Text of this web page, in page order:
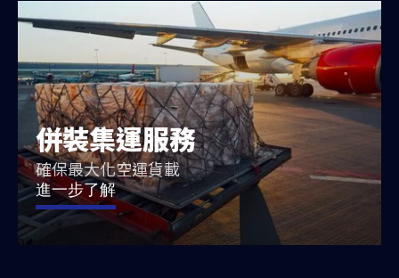
併裝集運服務
確保最大化空運貨載
進一步了解